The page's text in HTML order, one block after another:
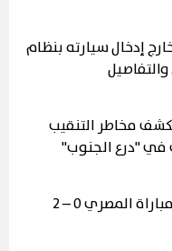
إدخال سيارته بنظام
مخاطر التنقيب
"درع الجنوب"
شاهد فيديو أهداف مباراة المصري 0 – 2